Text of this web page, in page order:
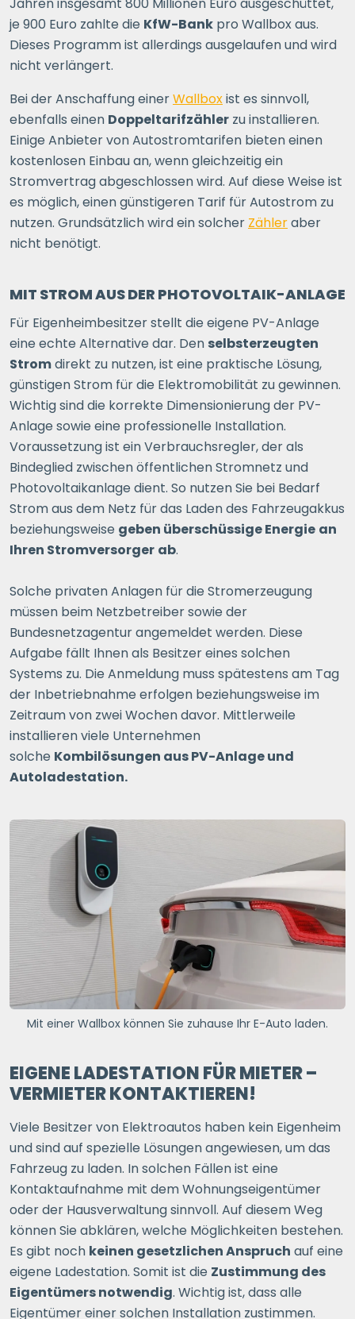
je 900 Euro zahlte die KfW-Bank pro Wallbox aus.
Dieses Programm ist allerdings ausgelaufen und wird
nicht verlängert.
Bei der Anschaffung einerWallboxist es sinnvoll,
ebenfalls einen Doppeltarifzähler zu installieren.
Einige Anbieter von Autostromtarifen bieten einen
kostenlosen Einbau an, wenn gleichzeitig ein
Stromvertrag abgeschlossen wird. Auf diese Weise ist
es möglich, einen günstigeren Tarif für Autostrom zu
nutzen. Grundsätzlich wird ein solcher Zähleraber
nicht benötigt.
MIT STROM AUS DER PHOTOVOLTAIK-ANLAGE
Für Eigenheimbesitzer stellt die eigene PV-Anlage
eine echte Alternative dar. Den selbsterzeugten
Stromdirekt zu nutzen, ist eine praktische Lösung,
günstigen Strom für die Elektromobilität zu gewinnen.
Wichtig sind die korrekte Dimensionierung der PV-
Anlage sowie eine professionelle Installation.
Voraussetzung ist ein Verbrauchsregler, der als
Bindeglied zwischen öffentlichen Stromnetz und
Photovoltaikanlage dient. So nutzen Sie bei Bedarf
Strom aus dem Netz für das Laden des Fahrzeugakkus
beziehungsweise geben überschüssige Energie an
Ihren Stromversorger ab.
Solche privaten Anlagen für die Stromerzeugung
müssen beim Netzbetreiber sowie der
Bundesnetzagentur angemeldet werden. Diese
Aufgabe fällt Ihnen als Besitzer eines solchen
Systems zu. Die Anmeldung muss spätestens am Tag
der Inbetriebnahme erfolgen beziehungsweise im
Zeitraum von zwei Wochen davor. Mittlerweile
installieren viele Unternehmen
solche Kombilösungen aus PV-Anlage und
Autoladestation.
Mit einer Wallbox können Sie zuhause Ihr E-Auto laden.
EIGENE LADESTATION FÜR MIETER –
VERMIETER KONTAKTIEREN!
Viele Besitzer von Elektroautos haben kein Eigenheim
und sind auf spezielle Lösungen angewiesen, um das
Fahrzeug zu laden. In solchen Fällen ist eine
Kontaktaufnahme mit dem Wohnungseigentümer
oder der Hausverwaltung sinnvoll. Auf diesem Weg
können Sie abklären, welche Möglichkeiten bestehen.
Es gibt noch keinen gesetzlichen Anspruch auf eine
eigene Ladestation. Somit ist die Zustimmung des
Eigentümers notwendig. Wichtig ist, dass alle
Eigentümer einer solchen Installation zustimmen.